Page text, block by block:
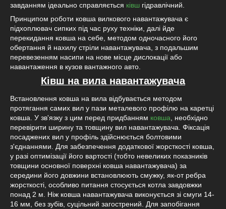
завданням ідеально справляється ківш гідравлічний.
Принципом роботи ковша вилкового навантажувача є
підхоплювач сипких під час руху техніки, далі йде
перекидання ковша на себе, методом одночасного його
обертання й нахилу стріли навантажувача, з подальшим
перевезенням насипи на нове місце дислокації або
навантаження в кузов вантажного авто.
Ківш на вила навантажувача
Встановлення ковша на вила відбувається методом
протягання самих вил у пази металевого профілю на каретці
ковша. У зв'язку з цим перед придбанням ковша, необхідно
перевірити ширину та товщину вил навантажувача. Фіксація
посаджених вил у профіль здійснюється болтовими
з'єднаннями. Для забезпечення додаткової жорсткості ковша,
у разі оптимізації його вартості (тобто невеликих показників
товщини основної поверхні ковша навантажувача) за
середини його довжини встановлюють смужку, як-от ребра
жорсткості, особливо питання стосується котла завдовжки
понад 2 м. Ніж ковша навантажувача виконується зі смуги 14-
16 мм, без зубів, суцільний загострений. Для запобігання